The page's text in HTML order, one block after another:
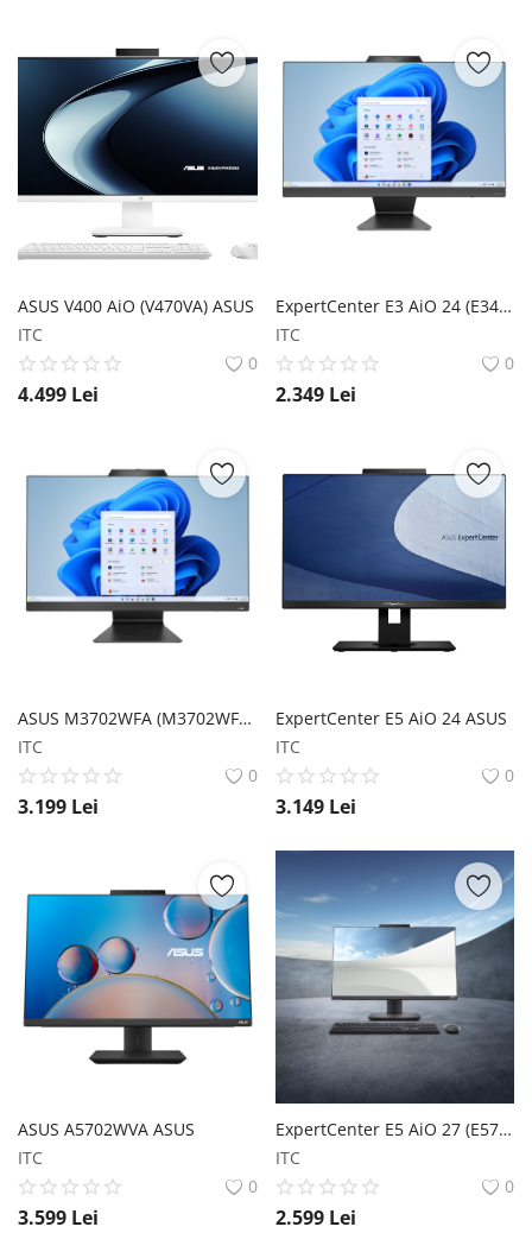
ASUS V400 AiO (V470VA) ASUS
ITC
0
4.499 Lei
ExpertCenter E3 AiO 24 (E3402WV) ASUS
ITC
0
2.349 Lei
ASUS M3702WFA (M3702WFA) ASUS
ITC
0
3.199 Lei
ExpertCenter E5 AiO 24 ASUS
ITC
0
3.149 Lei
ASUS A5702WVA ASUS
ITC
0
3.599 Lei
ExpertCenter E5 AiO 27 (E5702) ASUS
ITC
0
2.599 Lei